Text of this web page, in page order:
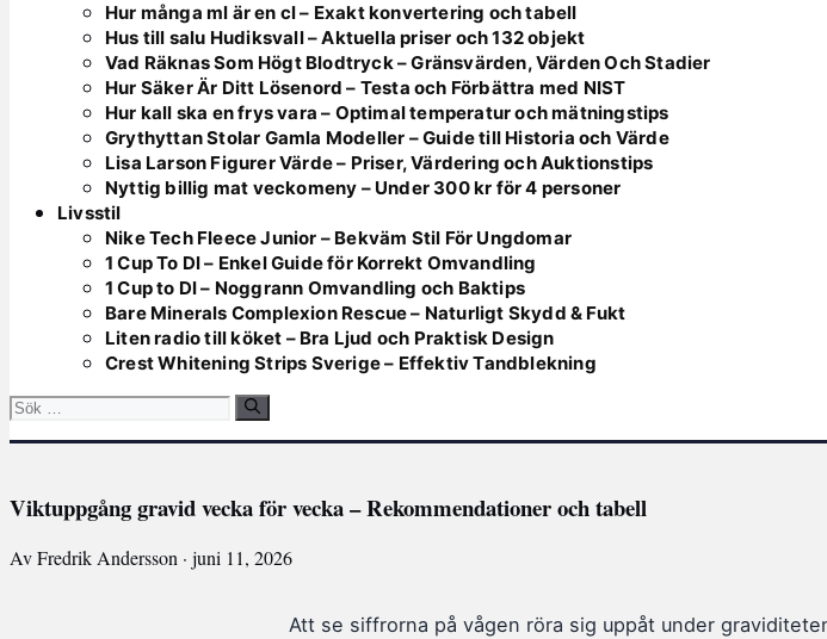
Hur många ml är en cl – Exakt konvertering och tabell
Hus till salu Hudiksvall – Aktuella priser och 132 objekt
Vad Räknas Som Högt Blodtryck – Gränsvärden, Värden Och Stadier
Hur Säker Är Ditt Lösenord – Testa och Förbättra med NIST
Hur kall ska en frys vara – Optimal temperatur och mätningstips
Grythyttan Stolar Gamla Modeller – Guide till Historia och Värde
Lisa Larson Figurer Värde – Priser, Värdering och Auktionstips
Nyttig billig mat veckomeny – Under 300 kr för 4 personer
Livsstil
Nike Tech Fleece Junior – Bekväm Stil För Ungdomar
1 Cup To Dl – Enkel Guide för Korrekt Omvandling
1 Cup to Dl – Noggrann Omvandling och Baktips
Bare Minerals Complexion Rescue – Naturligt Skydd & Fukt
Liten radio till köket – Bra Ljud och Praktisk Design
Crest Whitening Strips Sverige – Effektiv Tandblekning
Sök
Viktuppgång gravid vecka för vecka – Rekommendationer och tabell
Av Fredrik Andersson · juni 11, 2026
Att se siffrorna på vågen röra sig uppåt under